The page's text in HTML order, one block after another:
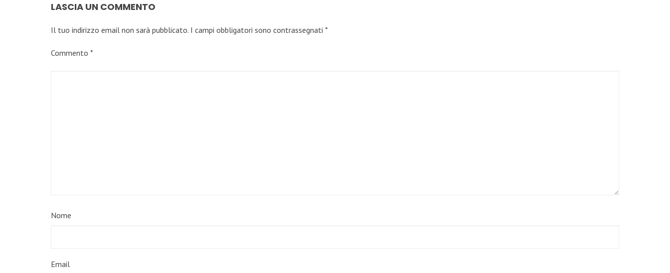
LASCIA UN COMMENTO
Il tuo indirizzo email non sarà pubblicato. I campi obbligatori sono contrassegnati *
Commento *
Nome
Email